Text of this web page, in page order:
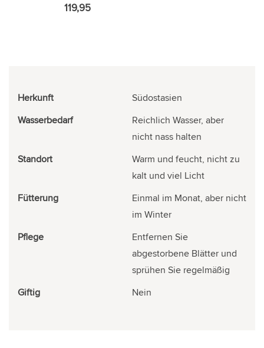
119,95
Herkunft
Südostasien
Wasserbedarf
Reichlich Wasser, aber
nicht nass halten
Standort
Warm und feucht, nicht zu
kalt und viel Licht
Fütterung
Einmal im Monat, aber nicht
im Winter
Pflege
Entfernen Sie
abgestorbene Blätter und
sprühen Sie regelmäßig
Giftig
Nein